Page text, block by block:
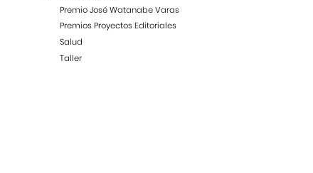
Premio José Watanabe Varas
Premios Proyectos Editoriales
Salud
Taller